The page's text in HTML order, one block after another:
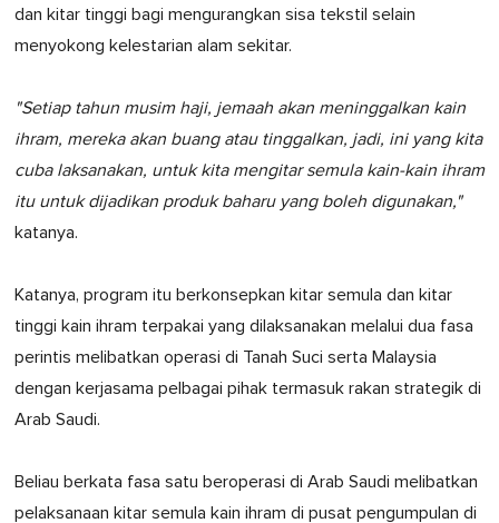
dan kitar tinggi bagi mengurangkan sisa tekstil selain
menyokong kelestarian alam sekitar.
"Setiap tahun musim haji, jemaah akan meninggalkan kain
ihram, mereka akan buang atau tinggalkan, jadi, ini yang kita
cuba laksanakan, untuk kita mengitar semula kain-kain ihram
itu untuk dijadikan produk baharu yang boleh digunakan,"
katanya.
Katanya, program itu berkonsepkan kitar semula dan kitar
tinggi kain ihram terpakai yang dilaksanakan melalui dua fasa
perintis melibatkan operasi di Tanah Suci serta Malaysia
dengan kerjasama pelbagai pihak termasuk rakan strategik di
Arab Saudi.
Beliau berkata fasa satu beroperasi di Arab Saudi melibatkan
pelaksanaan kitar semula kain ihram di pusat pengumpulan di